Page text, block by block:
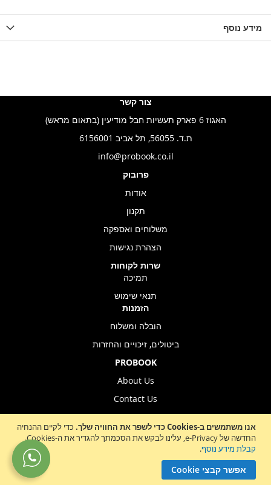
אנו משתמשים ב-Cookies כדי לשפר את החוויה שלך.
כדי לקיים ההנחיה
החדשה של e-Privacy, עלינו לבקש את הסכמתך להגדיר את ה-Cookies.
קבלת מידע נוסף.
אפשר קבצי Cookie
מידע נוסף
Sign
הרשמה לניוזלטר
צור קשר
האגוז 6 פארק תעשיות חבל מודיעין (בתאום מראש)
ת.ד. 56055, תל אביב 6156001
info@probook.co.il
פרובוק
אודות
תקנון
משלוחים ואספקה
הצהרת נגישות
שרות לקוחות
תמיכה
תנאי שימוש
הזמנות
הובלה ומשלוח
ביטולים, זיכויים והחזרות
PROBOOK
About Us
Contact Us
Store Location